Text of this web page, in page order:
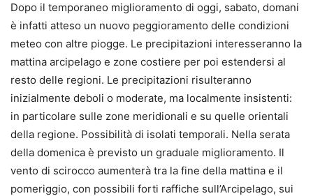
Dopo il temporaneo miglioramento di oggi, sabato, domani
è infatti atteso un nuovo peggioramento delle condizioni
meteo con altre piogge. Le precipitazioni interesseranno la
mattina arcipelago e zone costiere per poi estendersi al
resto delle regioni. Le precipitazioni risulteranno
inizialmente deboli o moderate, ma localmente insistenti:
in particolare sulle zone meridionali e su quelle orientali
della regione. Possibilità di isolati temporali. Nella serata
della domenica è previsto un graduale miglioramento. Il
vento di scirocco aumenterà tra la fine della mattina e il
pomeriggio, con possibili forti raffiche sull’Arcipelago, sui